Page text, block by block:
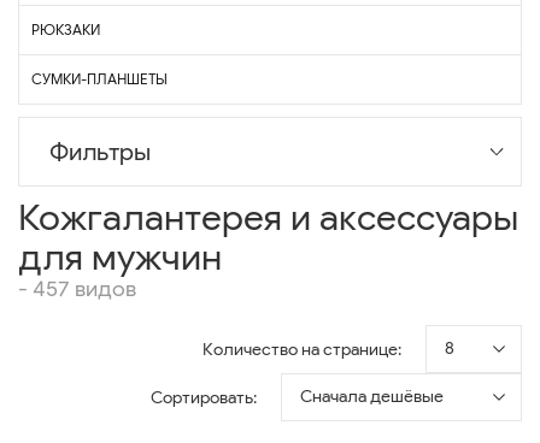
РЮКЗАКИ
СУМКИ-ПЛАНШЕТЫ
Фильтры
Кожгалантерея и аксессуары
для мужчин
- 457 видов
Количество на странице: 8
Сортировать: Сначала дешёвые